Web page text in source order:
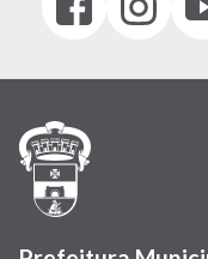
(link
em
janela)
(link
em
(link
em